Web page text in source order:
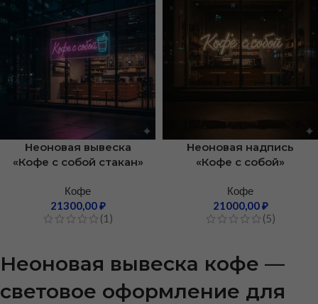
Неоновая вывеска
«Кофе с собой стакан»
Кофе
21300,00₽
(1)
Неоновая надпись
«Кофе с собой»
Кофе
21000,00₽
(5)
Неоновая вывеска кофе —
световое оформление для